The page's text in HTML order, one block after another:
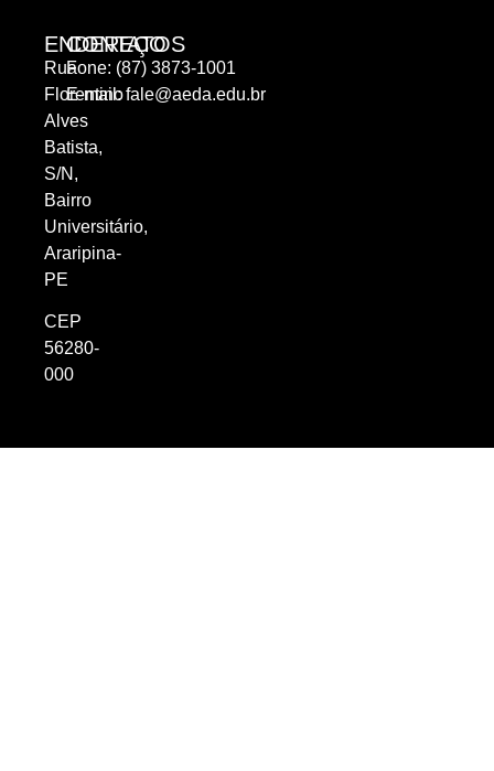
ENDEREÇO
Rua
Florentino
Alves
Batista,
S/N,
Bairro
Universitário,
Araripina-
PE
CEP
56280-
000
CONTATOS
Fone: (87) 3873-1001
E-mail:fale@aeda.edu.br